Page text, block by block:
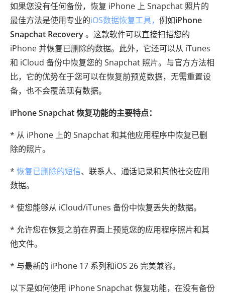
如果您没有任何备份，恢复 iPhone 上 Snapchat 照片的
最佳方法是使用专业的iOS数据恢复工具， 例如iPhone
Snapchat Recovery。这款软件可以直接扫描您的
iPhone 并恢复已删除的数据。此外，它还可以从 iTunes
和 iCloud 备份中恢复您的 Snapchat 照片。与官方方法相
比，它的优势在于您可以在恢复前预览数据，无需重置设
备，也不会覆盖现有数据。
iPhone Snapchat 恢复功能的主要特点：
* 从 iPhone 上的 Snapchat 和其他应用程序中恢复已删
除的照片。
* 恢复已删除的短信、联系人、通话记录和其他社交应用
数据。
* 使您能够从 iCloud/iTunes 备份中恢复丢失的数据。
* 允许您在恢复之前在界面上预览您的应用程序照片和其
他文件。
* 与最新的 iPhone 17 系列和iOS 26 完美兼容。
以下是如何使用 iPhone Snapchat 恢复功能，在没有备份